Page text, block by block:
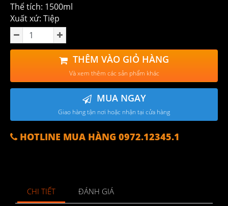
Thể tích: 1500ml
Xuất xứ: Tiệp
THÊM VÀO GIỎ HÀNG
Và xem thêm các sản phẩm khác
MUA NGAY
Giao hàng tận nơi hoặc nhận tại cửa hàng
HOTLINE MUA HÀNG 0972.12345.1
CHI TIẾT ĐÁNH GIÁ